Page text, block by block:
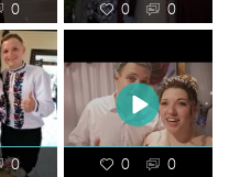
0 0 0
0 0 0